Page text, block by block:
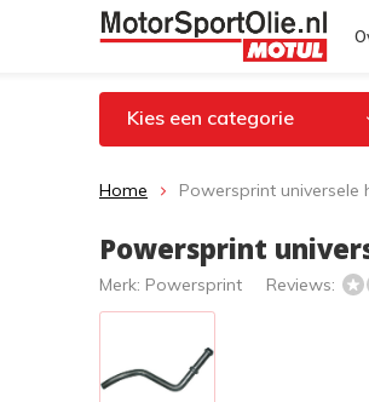
Kies een categorie
Home Powersprint
Powersprint
Merk: Powersprint Reviews: